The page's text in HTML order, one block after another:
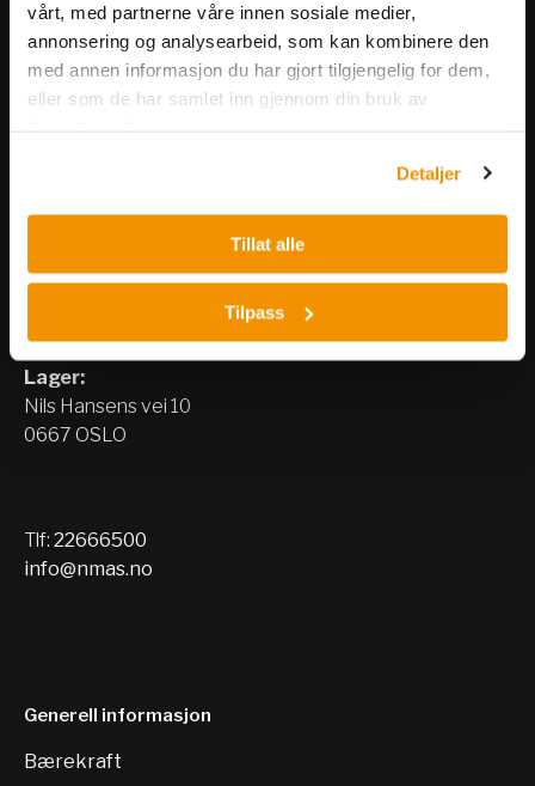
vårt, med partnerne våre innen sosiale medier,
annonsering og analysearbeid, som kan kombinere den
med annen informasjon du har gjort tilgjengelig for dem,
eller som de har samlet inn gjennom din bruk av
Detaljer
Tillat alle
Tilpass
Meld på nyhetsbrev
Besøksadresse:
0667 OSLO
Lager:
Nils Hansens vei 10
0667 OSLO
Tlf: 22666500
info@nmas.no
Generell informasjon
Bærekraft